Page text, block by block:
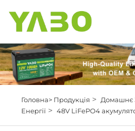
Головна> Продукція >
Домашнє
Енергії > 48V LiFePO4